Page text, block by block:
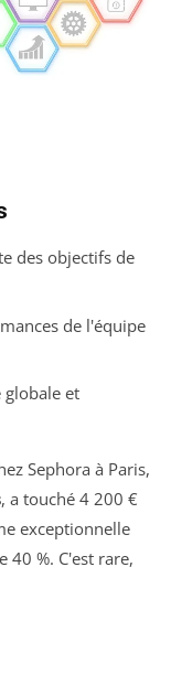
des objectifs de
de l'équipe
et
Sephora à Paris,
, a touché 4 200 €
exceptionnelle
40 %. C'est rare,